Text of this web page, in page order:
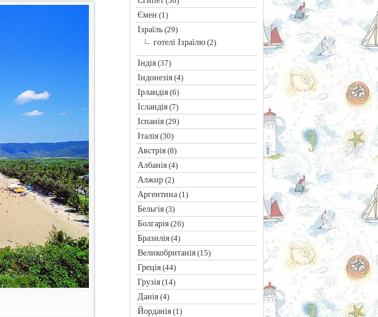
Ємен (1)
Ізраїль(29)
готелі Ізраїлю(2)
Індія(37)
Індонезія(4)
Ірландія(6)
Ісландія(7)
Іспанія(29)
Італія(30)
Австрія(8)
Албанія(4)
Алжир(2)
Аргентина(1)
Бельгія(3)
Болгарія(26)
Бразилія(4)
Великобританія(15)
Греція(44)
Грузія(14)
Данія(4)
Йорданія(1)